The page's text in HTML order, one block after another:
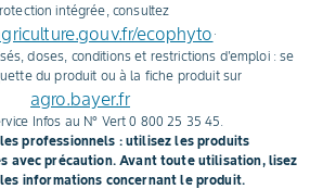
intégrée, consultez
ecophyto .
doses, conditions et restrictions d'emploi : se
du produit ou à la fiche produit sur
agro.bayer.fr
Infos au N° Vert 0 800 25 35 45.
professionnels : utilisez les produits
avec précaution. Avant toute utilisation, lisez
informations concernant le produit.